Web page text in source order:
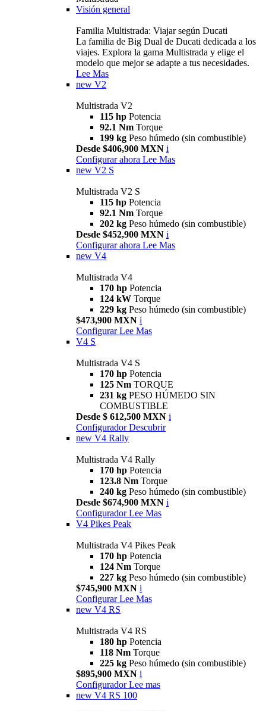
Visión general
Familia Multistrada: Viajar según Ducati
La familia de Big Dual de Ducati dedicada a los
viajes. Explora la gama Multistrada y elige el
modelo que mejor se adapte a tus necesidades.
Lee Mas
new V2
Multistrada V2
115 hp Potencia
92.1 Nm Torque
199 kg Peso húmedo (sin combustible)
Desde $406,900 MXN i
Configurar ahora Lee Mas
new V2 S
Multistrada V2 S
115 hp Potencia
92.1 Nm Torque
202 kg Peso húmedo (sin combustible)
Desde $452,900 MXN i
Configurar ahora Lee Mas
new V4
Multistrada V4
170 hp Potencia
124 kW Torque
229 kg Peso húmedo (sin combustible)
$473,900 MXN i
Configurar Lee Mas
V4 S
Multistrada V4 S
170 hp Potencia
125 Nm TORQUE
231 kg PESO HÚMEDO SIN
COMBUSTIBLE
Desde $ 612,500 MXN i
Configurador Descubrir
new V4 Rally
Multistrada V4 Rally
170 hp Potencia
123.8 Nm Torque
240 kg Peso húmedo (sin combustible)
Desde $674,900 MXN i
Configurador Lee Mas
V4 Pikes Peak
Multistrada V4 Pikes Peak
170 hp Potencia
124 Nm Torque
227 kg Peso húmedo (sin combustible)
$745,900 MXN i
Configurar Lee Mas
new V4 RS
Multistrada V4 RS
180 hp Potencia
118 Nm Torque
225 kg Peso húmedo (sin combustible)
$895,900 MXN i
Configurador Lee mas
new V4 RS 100